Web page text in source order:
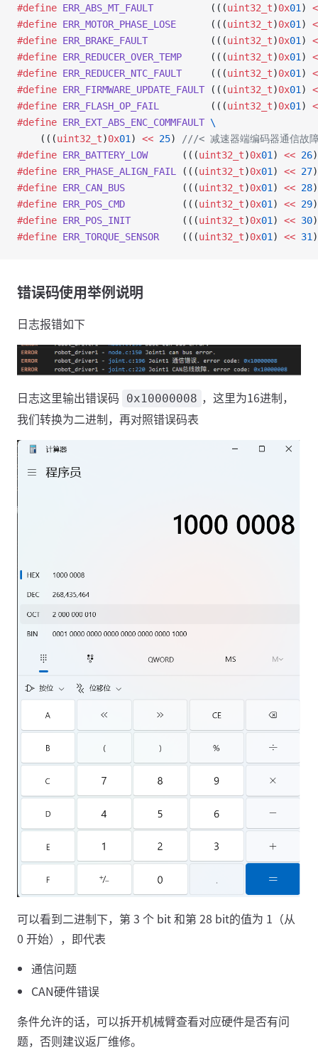
#define ERR_ABS_MT_FAULT
          (((
uint32_t)0x01)
#define ERR_MOTOR_PHASE_LOSE
      (((
uint32_t)0x01)
#define ERR_BRAKE_FAULT
           (((
uint32_t)0x01)
#define ERR_REDUCER_OVER_TEMP
     (((
uint32_t)0x01)
#define ERR_REDUCER_NTC_FAULT
     (((
uint32_t)0x01)
#define ERR_FIRMWARE_UPDATE_FAULT (((uint32_t)0x01)
#define ERR_FLASH_OP_FAIL
         (((
uint32_t)0x01)
#define ERR_EXT_ABS_ENC_COMMFAULT \
    (((
uint32_t)0x01) << 25)
///< 减速器端编码器通信故
#define ERR_BATTERY_LOW
      (((
uint32_t)0x01) << 26)
#define ERR_PHASE_ALIGN_FAIL (((uint32_t)0x01) << 27)
#define ERR_CAN_BUS
          (((
uint32_t)0x01) << 28)
#define ERR_POS_CMD
          (((
uint32_t)0x01) << 29)
#define ERR_POS_INIT
         (((
uint32_t)0x01) << 30)
#define ERR_TORQUE_SENSOR
    (((
uint32_t)0x01) << 31)
错误码使用举例说明
日志报错如下
日志这里输出错误码 0x10000008 ，这里为16进制，
我们转换为二进制，再对照错误码表
可以看到二进制下，第 3 个 bit 和第 28 bit的值为 1（从
0 开始），即代表
通信问题
CAN硬件错误
条件允许的话，可以拆开机械臂查看对应硬件是否有问
题，否则建议返厂维修。